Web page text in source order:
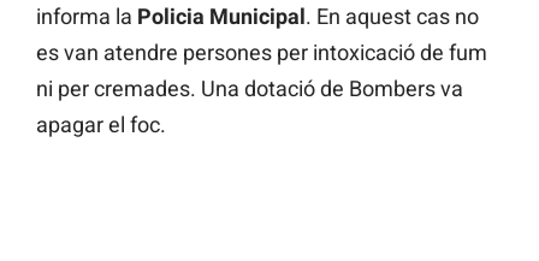
informa la Policia Municipal. En aquest cas no
es van atendre persones per intoxicació de fum
ni per cremades. Una dotació de Bombers va
apagar el foc.